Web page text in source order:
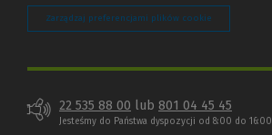
Zarządzaj preferencjami plików cookie
22 535 88 00 lub 801 04 45 45
Jesteśmy do Państwa dyspozycji od 8:00 do 16:00